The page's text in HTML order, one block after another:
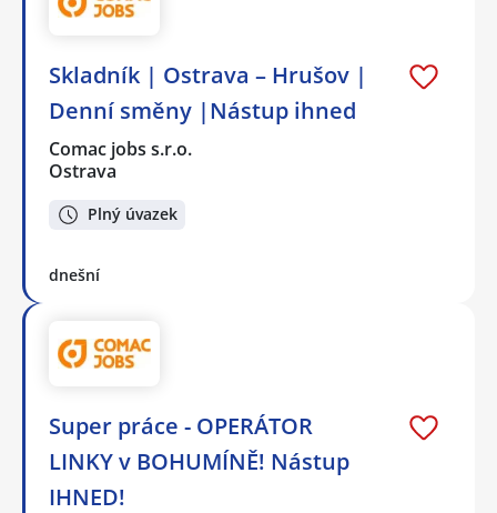
Skladník | Ostrava – Hrušov |
Denní směny |Nástup ihned
Comac jobs s.r.o.
Ostrava
Plný úvazek
dnešní
Super práce - OPERÁTOR
LINKY v BOHUMÍNĚ! Nástup
IHNED!